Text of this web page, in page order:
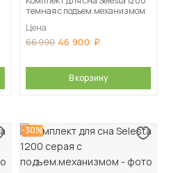
темная с подъем.механизмом
Цена
66 990 46 900
В корзину
-30%